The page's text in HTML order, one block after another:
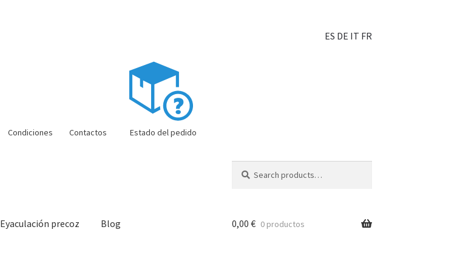
ES DE IT FR
Condiciones Contactos Estado del pedido
Eyaculación precoz Blog 0,00 € 0 productos